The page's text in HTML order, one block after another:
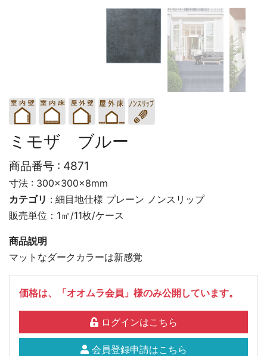
ミモザ ブルー
商品番号 : 4871
寸法 : 300×300×8mm
カテゴリ : 細目地仕様 プレーン ノンスリップ
販売単位：1㎡/11枚/ケース
商品説明
マットなダークカラーは新感覚
価格は、「オオムラ会員」様のみ公開しています。
ログインはこちら
会員登録申請はこちら